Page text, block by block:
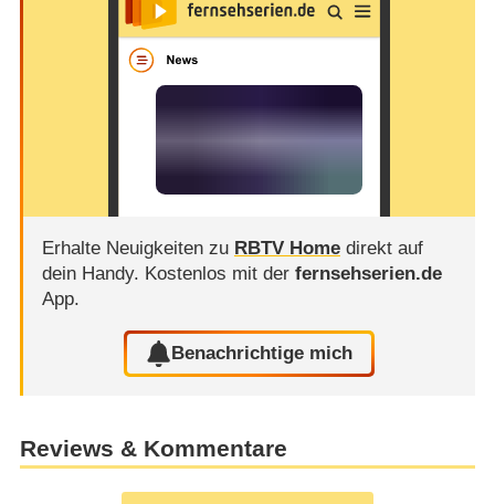
Erhalte Neuigkeiten zu RBTV Homedirekt auf
dein Handy. Kostenlos mit der fernsehserien.de
App.
Benachrichtige mich
Reviews & Kommentare